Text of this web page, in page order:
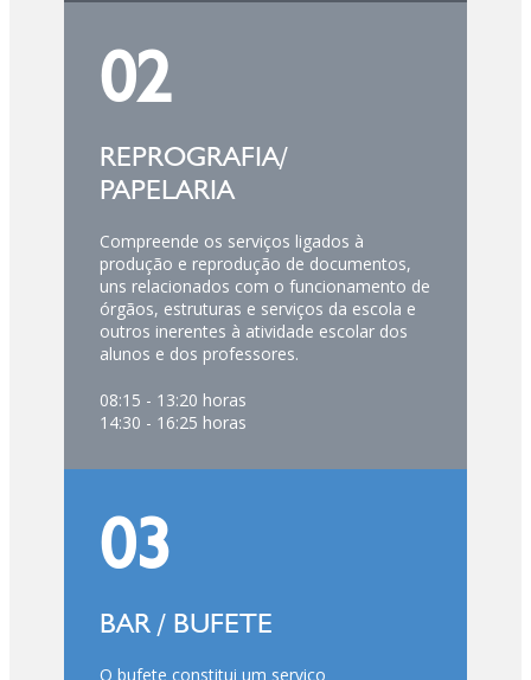
02
REPROGRAFIA/
PAPELARIA
Compreende os serviços ligados à
produção e reprodução de documentos,
uns relacionados com o funcionamento de
órgãos, estruturas e serviços da escola e
outros inerentes à atividade escolar dos
alunos e dos professores.
08:15 - 13:20 horas
14:30 - 16:25 horas
03
BAR / BUFETE
O bufete constitui um serviço